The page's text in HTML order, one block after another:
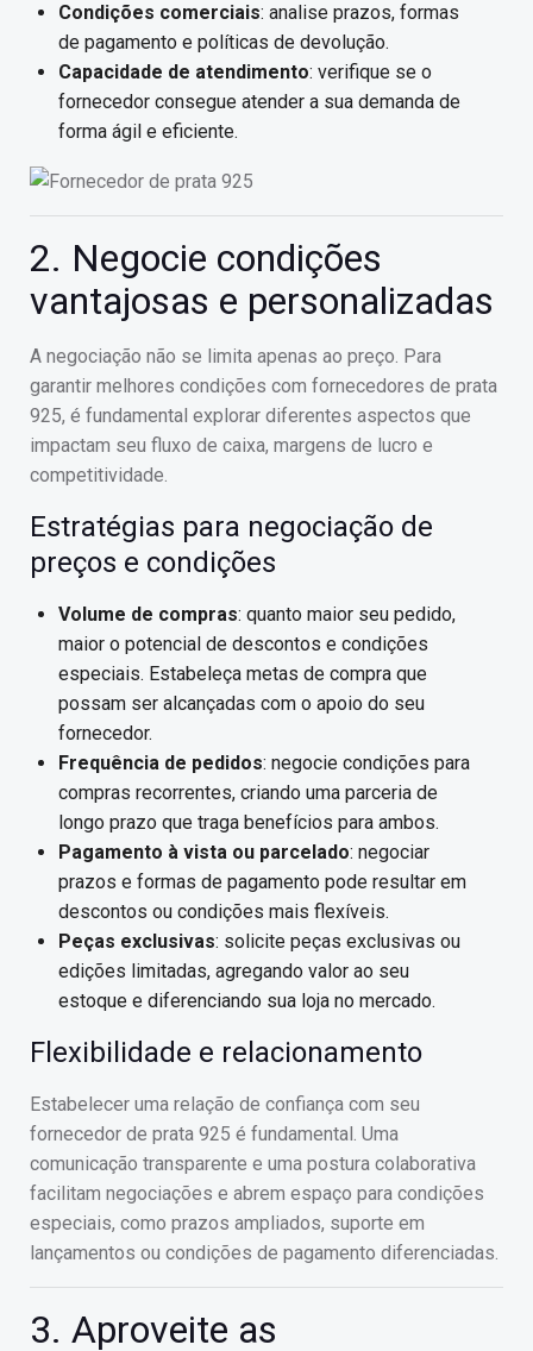
Condições comerciais: analise prazos, formas
de pagamento e políticas de devolução.
Capacidade de atendimento: verifique se o
fornecedor consegue atender a sua demanda de
forma ágil e eficiente.
2. Negocie condições
vantajosas e personalizadas
A negociação não se limita apenas ao preço. Para
garantir melhores condições com fornecedores de prata
925, é fundamental explorar diferentes aspectos que
impactam seu fluxo de caixa, margens de lucro e
competitividade.
Estratégias para negociação de
preços e condições
Volume de compras: quanto maior seu pedido,
maior o potencial de descontos e condições
especiais. Estabeleça metas de compra que
possam ser alcançadas com o apoio do seu
fornecedor.
Frequência de pedidos: negocie condições para
compras recorrentes, criando uma parceria de
longo prazo que traga benefícios para ambos.
Pagamento à vista ou parcelado: negociar
prazos e formas de pagamento pode resultar em
descontos ou condições mais flexíveis.
Peças exclusivas: solicite peças exclusivas ou
edições limitadas, agregando valor ao seu
estoque e diferenciando sua loja no mercado.
Flexibilidade e relacionamento
Estabelecer uma relação de confiança com seu
fornecedor de prata 925 é fundamental. Uma
comunicação transparente e uma postura colaborativa
facilitam negociações e abrem espaço para condições
especiais, como prazos ampliados, suporte em
lançamentos ou condições de pagamento diferenciadas.
3. Aproveite as